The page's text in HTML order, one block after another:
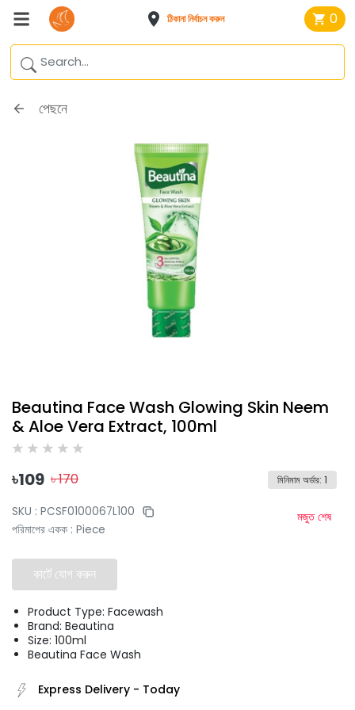
ঠিকানা নির্বাচন করুন 0
পেছনে
Beautina Face Wash Glowing Skin Neem
& Aloe Vera Extract, 100ml
৳109 ৳170 মিনিমাম অর্ডার: 1
SKU : PCSF0100067L100
পরিমাপের একক : Piece
মজুত শেষ
কার্টে যোগ করুন
Product Type: Facewash
Brand: Beautina
Size: 100ml
Beautina Face Wash
Express Delivery - Today